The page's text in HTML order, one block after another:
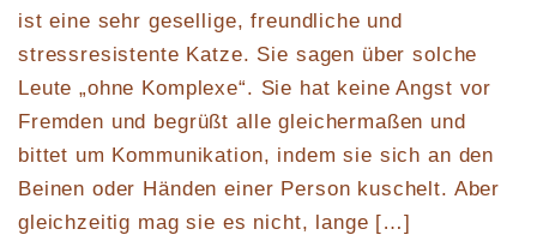
ist eine sehr gesellige, freundliche und
stressresistente Katze. Sie sagen über solche
Leute „ohne Komplexe“. Sie hat keine Angst vor
Fremden und begrüßt alle gleichermaßen und
bittet um Kommunikation, indem sie sich an den
Beinen oder Händen einer Person kuschelt. Aber
gleichzeitig mag sie es nicht, lange […]